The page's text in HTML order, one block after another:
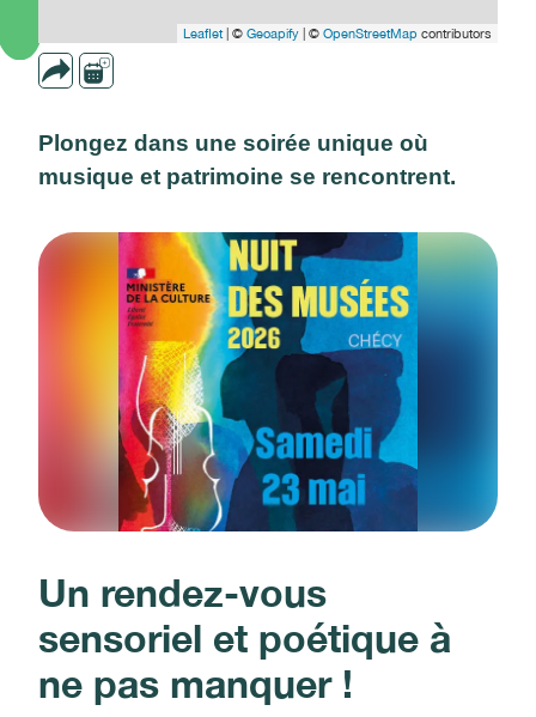
Leaflet| © Geoapify | © OpenStreetMap contributors
Plongez dans une soirée unique où
musique et patrimoine se rencontrent.
Un rendez-vous
sensoriel et poétique à
ne pas manquer !